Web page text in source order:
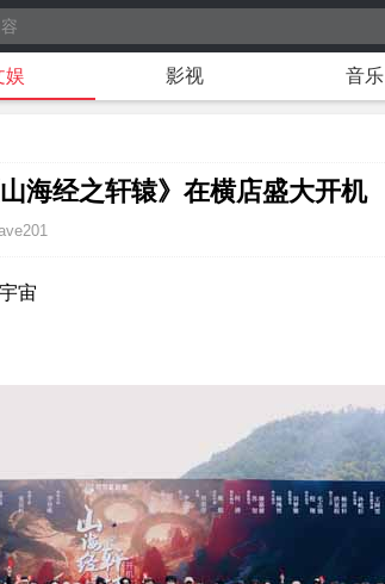
娱 影视 音乐
海经之轩辕》在横店盛大开机
宙